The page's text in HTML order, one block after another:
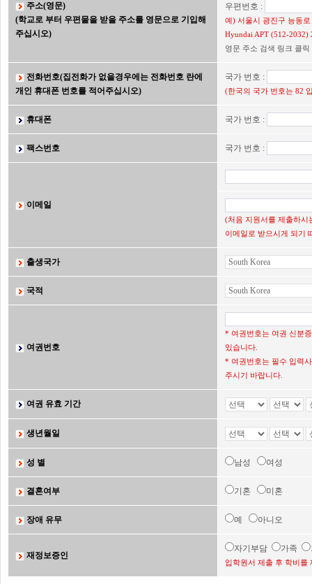
주소(영문)
(학교로 부터 우편물을 받을 주소를 영문으로 기입해
주십시오)
우편번호 :
예) 서울시 광진구 능동
Hyundai APT (512-2032)
영문 주소 검색 링크 클릭
전화번호(집전화가 없을경우에는 전화번호 란에
개인 휴대폰 번호를 적어주십시오)
국가 번호 :
(한국의 국가 번호는 82
휴대폰 국가 번호 :
팩스번호 국가 번호 :
이메일
(처음 지원서를 제출하시
이메일로 받으시게 되기
출생국가
국적
여권번호
* 여권번호는 여권 신분
있습니다.
* 여권번호는 필수 입력
주시기 바랍니다.
여권 유효 기간
생년월일
성 별 남성 여성
결혼여부 기혼 미혼
장애 유무 예 아니오
재정보증인
자기부담 가족
입학원서 제출 후 학비를